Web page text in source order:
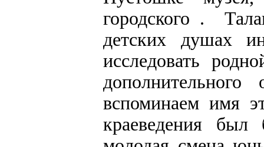
городского .
детских душах
исследовать
вспоминаем имя
краеведения был